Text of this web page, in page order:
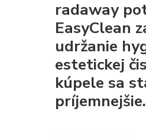
radaway
EasyClean
udržanie
estetickej
kúpele sa
príjemnejšie.